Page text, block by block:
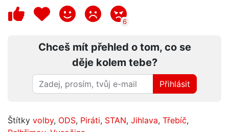
6
Chceš mít přehled o tom, co se
děje kolem tebe?
Přihlásit
Štítky volby, ODS, Piráti, STAN, Jihlava, Třebíč,